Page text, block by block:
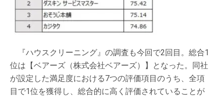
『ハウスクリーニング』の調査も今回で2回目。総合1
位は【ベアーズ（株式会社ベアーズ）】となった。同社
が設定した満足度における7つの評価項目のうち、全項
目で1位を獲得し、総合的に高く評価されていることが